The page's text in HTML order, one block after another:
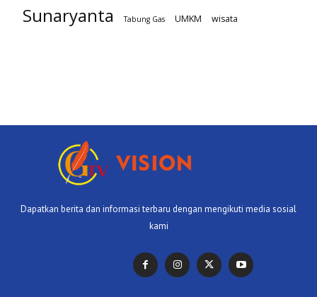
Sunaryanta Tabung Gas UMKM wisata
Dapatkan berita dan informasi terbaru dengan mengikuti media sosial
kami